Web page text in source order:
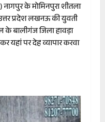
के मोमिनपुरा शीतला
प्रदेश लखनऊ की युवती
के बालीगंज जिला हावड़ा
यहां पर देह व्यापार करवा